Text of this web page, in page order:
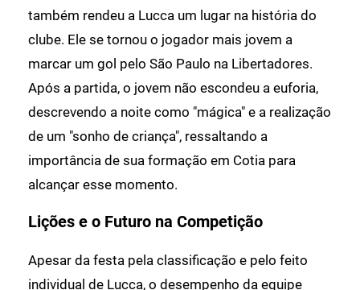
também rendeu a Lucca um lugar na história do
clube. Ele se tornou o jogador mais jovem a
marcar um gol pelo São Paulo na Libertadores.
Após a partida, o jovem não escondeu a euforia,
descrevendo a noite como "mágica" e a realização
de um "sonho de criança", ressaltando a
importância de sua formação em Cotia para
alcançar esse momento.
Lições e o Futuro na Competição
Apesar da festa pela classificação e pelo feito
individual de Lucca, o desempenho da equipe